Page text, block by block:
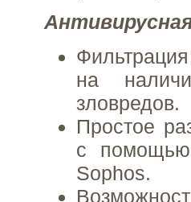
на
зловредов.
Простое
с помощью
Sophos.